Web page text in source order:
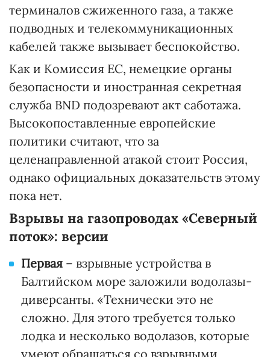
терминалов сжиженного газа, а также
подводных и телекоммуникационных
кабелей также вызывает беспокойство.
Как и Комиссия ЕС, немецкие органы
безопасности и иностранная секретная
служба BND подозревают акт саботажа.
Высокопоставленные европейские
политики считают, что за
целенаправленной атакой стоит Россия,
однако официальных доказательств этому
пока нет.
Взрывы на газопроводах «Северный
поток»: версии
Первая – взрывные устройства в
Балтийском море заложили водолазы-
диверсанты. «Технически это не
сложно. Для этого требуется только
лодка и несколько водолазов, которые
умеют обращаться со взрывными